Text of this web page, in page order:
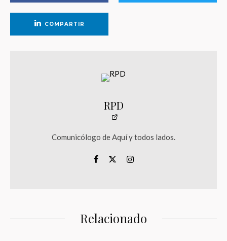
COMPARTIR
RPD
Comunicólogo de Aquí y todos lados.
Relacionado